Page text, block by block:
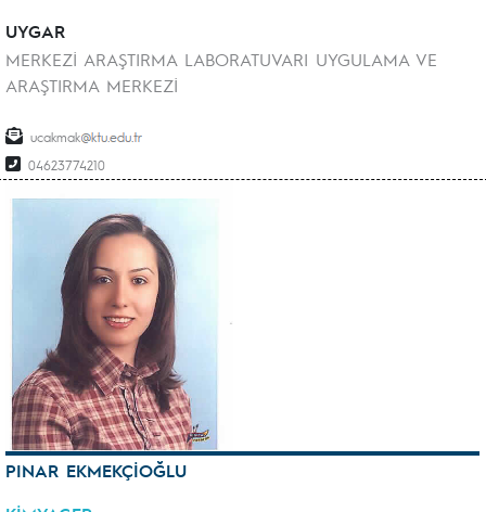
UYGAR
MERKEZİ ARAŞTIRMA LABORATUVARI UYGULAMA VE
ARAŞTIRMA MERKEZİ
ucakmak
04623774210
PINAR EKMEKÇİOĞLU